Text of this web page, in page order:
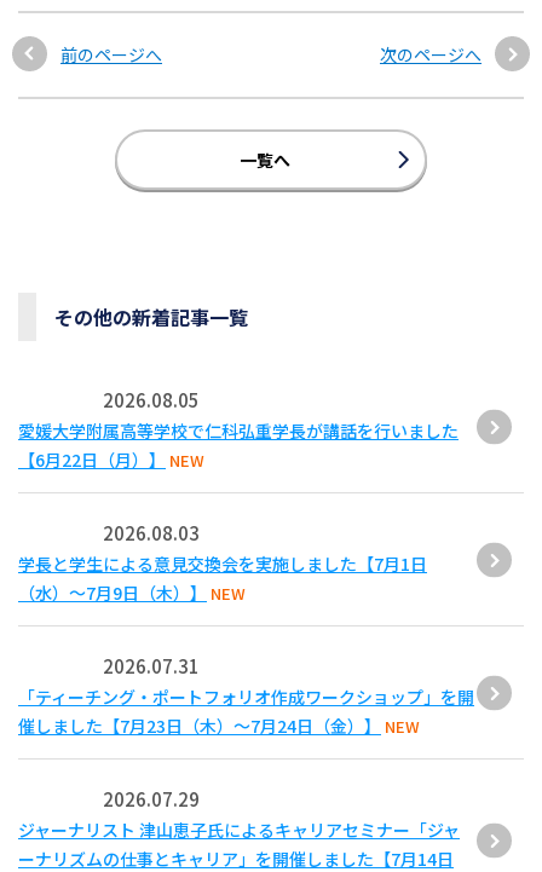
前のページへ 次のページへ
一覧へ
その他の新着記事一覧
2026.08.05
愛媛大学附属高等学校で仁科弘重学長が講話を行いました
【6月22日（月）】
NEW
2026.08.03
学長と学生による意見交換会を実施しました【7月1日
（水）～7月9日（木）】
NEW
2026.07.31
「ティーチング・ポートフォリオ作成ワークショップ」を開
催しました【7月23日（木）～7月24日（金）】
NEW
2026.07.29
ジャーナリスト 津山恵子氏によるキャリアセミナー「ジャ
ーナリズムの仕事とキャリア」を開催しました【7月14日